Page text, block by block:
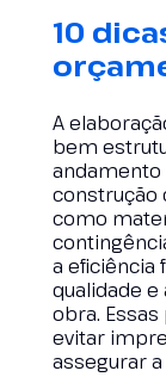
10
A
bem
construção
como
a eficiência
qualidade e
obra.
evitar
assegurar